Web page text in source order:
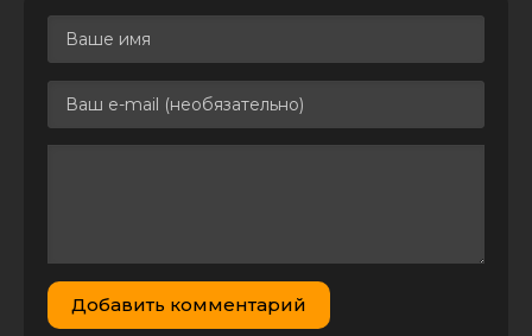
Добавить комментарий